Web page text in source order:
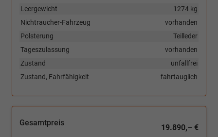
1274 kg
Leergewicht
vorhanden
Nichtraucher-Fahrzeug
Teilleder
Polsterung
vorhanden
Tageszulassung
unfallfrei
Zustand
fahrtauglich
Zustand, Fahrfähigkeit
Gesamtpreis
19.890,– €